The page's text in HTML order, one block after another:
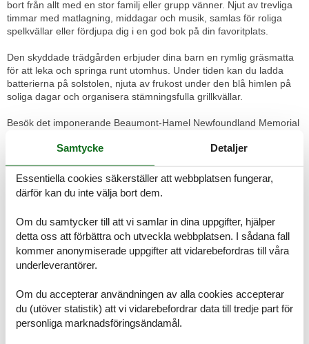
bort från allt med en stor familj eller grupp vänner. Njut av trevliga
timmar med matlagning, middagar och musik, samlas för roliga
spelkvällar eller fördjupa dig i en god bok på din favoritplats.
Den skyddade trädgården erbjuder dina barn en rymlig gräsmatta
för att leka och springa runt utomhus. Under tiden kan du ladda
batterierna på solstolen, njuta av frukost under den blå himlen på
soliga dagar och organisera stämningsfulla grillkvällar.
Besök det imponerande Beaumont-Hamel Newfoundland Memorial
Cykla genom pittoreska byar som Auchonvillers och förundras över
Thiepval-monumentet. I Albert bjuder Musée Somme 1916 in dig till
en fascinerande tidsresa i underjordiska tunnlar. Vandra genom
naturparken Baie de Somme, ha en picknick på stranden av Ancre
eller utforska Somme-dalen med kanot.
Semesterboende
Sovrum, 14 m², 2 personer
Dubbelsäng
Dubbelsäng
Sovrum, 12 m², 2 personer
Enkelsäng
Samtycke Detaljer
Essentiella cookies säkerställer att webbplatsen fungerar,
därför kan du inte välja bort dem.
Om du samtycker till att vi samlar in dina uppgifter, hjälper
detta oss att förbättra och utveckla webbplatsen. I sådana fall
kommer anonymiserade uppgifter att vidarebefordras till våra
underleverantörer.
Om du accepterar användningen av alla cookies accepterar
du (utöver statistik) att vi vidarebefordrar data till tredje part för
personliga marknadsföringsändamål.